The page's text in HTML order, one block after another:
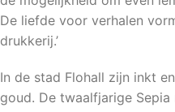
De liefde voor verhalen
drukkerij.’
In de stad Flohall zijn inkt
goud. De twaalfjarige